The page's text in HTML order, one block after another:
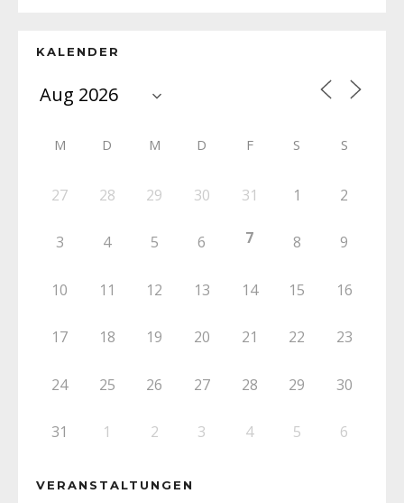
KALENDER
M D M D F S S
27 28 29 30 31 1 2
3 4 5 6 7 8 9
10 11 12 13 14 15 16
17 18 19 20 21 22 23
24 25 26 27 28 29 30
31 1 2 3 4 5 6
VERANSTALTUNGEN